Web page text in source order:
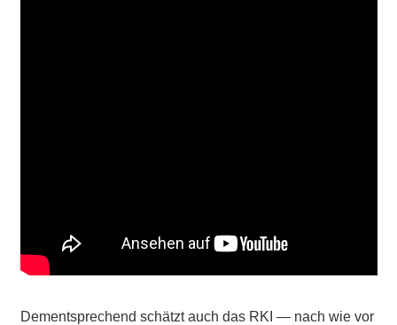
Dementsprechend schätzt auch das RKI — nach wie vor